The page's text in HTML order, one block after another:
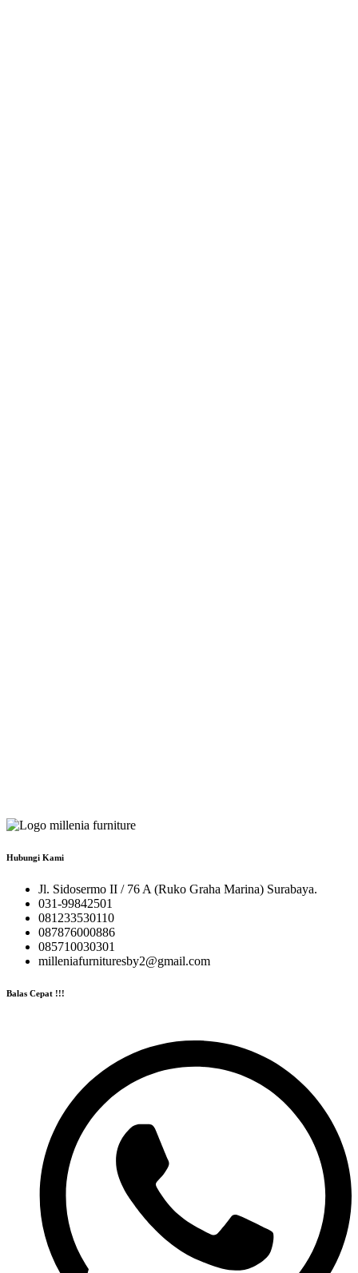
Hubungi Kami
Jl. Sidosermo II / 76 A (Ruko Graha Marina) Surabaya.
031-99842501
081233530110
087876000886
085710030301
milleniafurnituresby2@gmail.com
Balas Cepat !!!